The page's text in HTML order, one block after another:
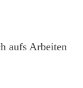
aufs Arbeiten